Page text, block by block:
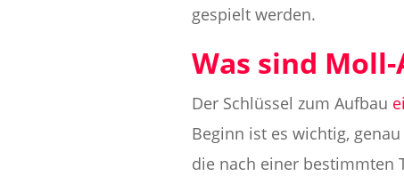
gespielt werden.
Was sind
Der Schlüssel zum Aufbau
Beginn ist es wichtig,
die nach einer bestimmten